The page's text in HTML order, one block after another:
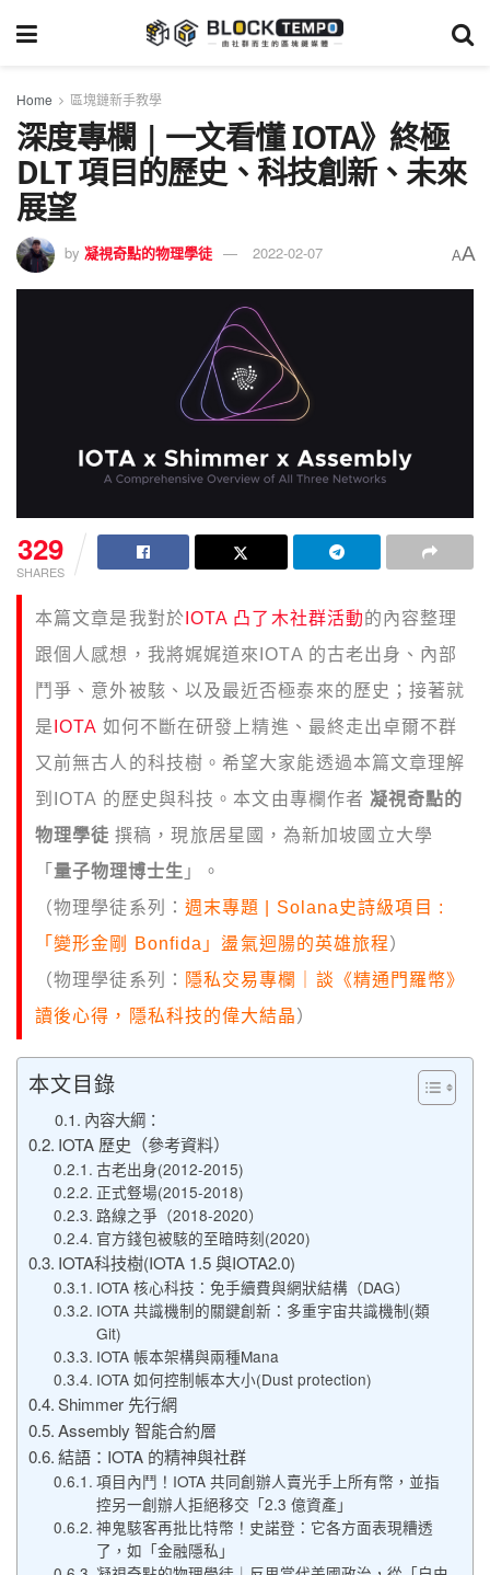
Home 區塊鏈新手教學
深度專欄 | 一文看懂 IOTA》終極
DLT 項目的歷史、科技創新、未來
展望
by 凝視奇點的物理學徒 2022-02-07 AA
329
SHARES
本篇文章是我對於 IOTA 凸了木社群活動的內容整理
跟個人感想，我將娓娓道來IOTA 的古老出身、內部
鬥爭、意外被駭、以及最近否極泰來的歷史；接著就
是 IOTA 如何不斷在研發上精進、最終走出卓爾不群
又前無古人的科技樹。希望大家能透過本篇文章理解
到IOTA 的歷史與科技。本文由專欄作者 凝視奇點的
物理學徒 撰稿，現旅居星國，為新加坡國立大學
「 量子物理博士生 」。
（物理學徒系列： 週末專題 | Solana史詩級項目 :
「變形金剛 Bonfida」盪氣迴腸的英雄旅程）
（物理學徒系列： 隱私交易專欄｜談《精通門羅幣》
讀後心得，隱私科技的偉大結晶）
本文目錄
內容大綱：
IOTA 歷史（參考資料）
古老出身(2012-2015)
正式豋場(2015-2018)
路線之爭（2018-2020）
官方錢包被駭的至暗時刻(2020)
IOTA科技樹(IOTA 1.5 與IOTA2.0)
IOTA 核心科技：免手續費與網狀結構（DAG）
IOTA 共識機制的關鍵創新：多重宇宙共識機制(類
Git)
IOTA 帳本架構與兩種Mana
IOTA 如何控制帳本大小(Dust protection)
Shimmer 先行網
Assembly 智能合約層
結語：IOTA 的精神與社群
項目內鬥！IOTA 共同創辦人賣光手上所有幣，並指
控另一創辦人拒絕移交「2.3 億資產」
神鬼駭客再批比特幣！史諾登：它各方面表現糟透
了，如「金融隱私」